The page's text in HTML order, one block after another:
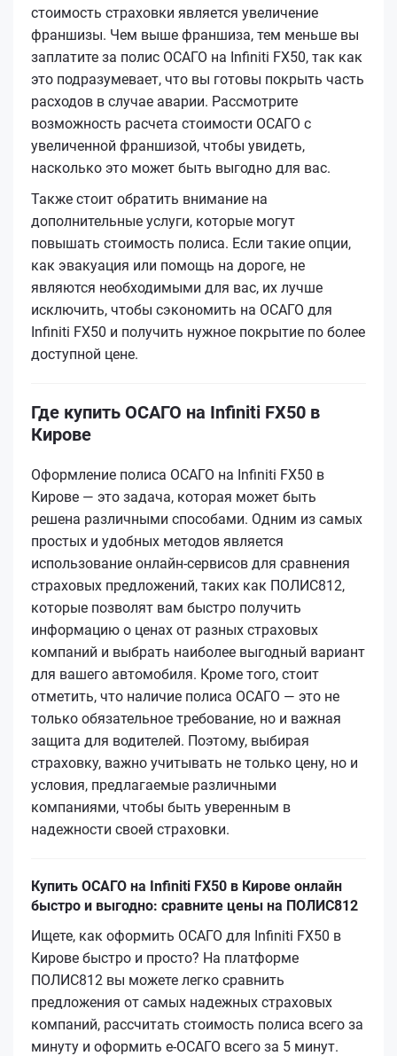
стоимость страховки является увеличение
франшизы. Чем выше франшиза, тем меньше вы
заплатите за полис ОСАГО на Infiniti FX50, так как
это подразумевает, что вы готовы покрыть часть
расходов в случае аварии. Рассмотрите
возможность расчета стоимости ОСАГО с
увеличенной франшизой, чтобы увидеть,
насколько это может быть выгодно для вас.
Также стоит обратить внимание на
дополнительные услуги, которые могут
повышать стоимость полиса. Если такие опции,
как эвакуация или помощь на дороге, не
являются необходимыми для вас, их лучше
исключить, чтобы сэкономить на ОСАГО для
Infiniti FX50 и получить нужное покрытие по более
доступной цене.
Где купить ОСАГО на Infiniti FX50 в
Кирове
Оформление полиса ОСАГО на Infiniti FX50 в
Кирове — это задача, которая может быть
решена различными способами. Одним из самых
простых и удобных методов является
использование онлайн-сервисов для сравнения
страховых предложений, таких как ПОЛИС812,
которые позволят вам быстро получить
информацию о ценах от разных страховых
компаний и выбрать наиболее выгодный вариант
для вашего автомобиля. Кроме того, стоит
отметить, что наличие полиса ОСАГО — это не
только обязательное требование, но и важная
защита для водителей. Поэтому, выбирая
страховку, важно учитывать не только цену, но и
условия, предлагаемые различными
компаниями, чтобы быть уверенным в
надежности своей страховки.
Купить ОСАГО на Infiniti FX50 в Кирове онлайн
быстро и выгодно: сравните цены на ПОЛИС812
Ищете, как оформить ОСАГО для Infiniti FX50 в
Кирове быстро и просто? На платформе
ПОЛИС812 вы можете легко сравнить
предложения от самых надежных страховых
компаний, рассчитать стоимость полиса всего за
минуту и оформить е-ОСАГО всего за 5 минут.